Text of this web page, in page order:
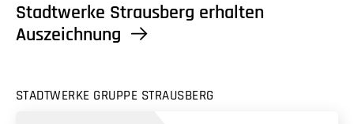
Stadtwerke Strausberg erhalten
Auszeichnung
STADTWERKE GRUPPE STRAUSBERG